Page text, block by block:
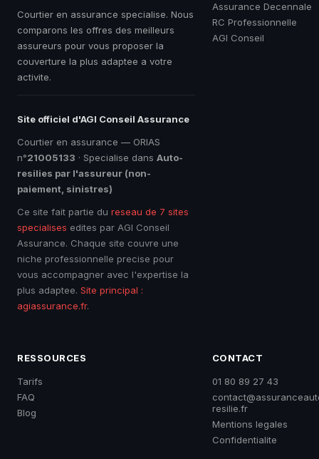
Courtier en assurance specialise. Nous
comparons les offres des meilleurs
assureurs pour vous proposer la
couverture la plus adaptee a votre
activite.
Site officiel d'AGI Conseil Assurance
Courtier en assurance — ORIAS
n°21005133 · Specialise dans Auto-
resilies par l'assureur (non-
paiement, sinistres)
Ce site fait partie du reseau de 7 sites
specialises edites par AGI Conseil
Assurance. Chaque site couvre une
niche professionnelle precise pour
vous accompagner avec l'expertise la
plus adaptee. Site principal :
agiassurance.fr.
Assurance Decennale
RC Professionnelle
AGI Conseil
RESSOURCES
Tarifs
FAQ
Blog
CONTACT
01 80 89 27 43
resilie.fr
Mentions legales
Confidentialite